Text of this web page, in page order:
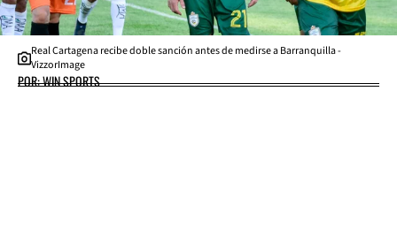
Real Cartagena recibe doble sanción antes de medirse a Barranquilla -
VizzorImage
POR: WIN SPORTS